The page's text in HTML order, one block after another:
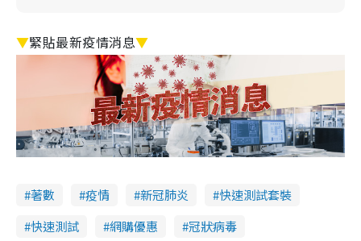
▼緊貼最新疫情消息▼
著數 疫情 新冠肺炎
快速測試套裝
快速測試
網購優惠
冠狀病毒